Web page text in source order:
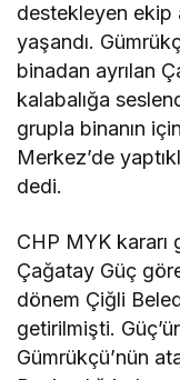
destekleyen ekip
yaşandı.
binadan ayrılan
kalabalığa
grupla binanın
Merkez’de
dedi.
CHP MYK kararı
Çağatay Güç
dönem Çiğli
getirilmişti.
Gümrükçü’nün